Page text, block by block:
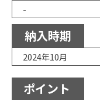
-
納入時期
2024年10月
ポイント